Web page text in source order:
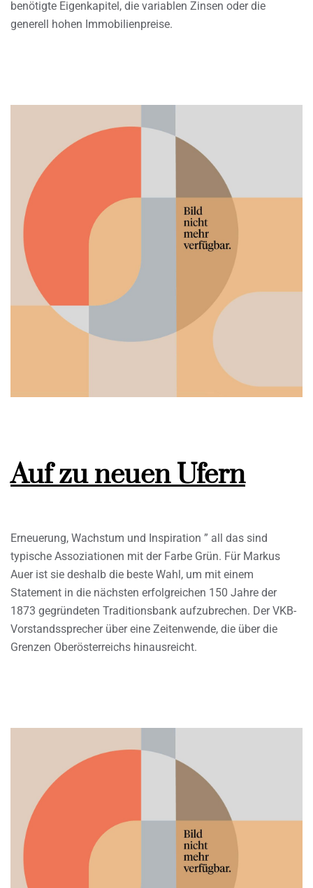
benötigte Eigenkapitel, die variablen Zinsen oder die
generell hohen Immobilienpreise.
Auf zu neuen Ufern
Erneuerung, Wachstum und Inspiration ” all das sind
typische Assoziationen mit der Farbe Grün. Für Markus
Auer ist sie deshalb die beste Wahl, um mit einem
Statement in die nächsten erfolgreichen 150 Jahre der
1873 gegründeten Traditionsbank aufzubrechen. Der VKB-
Vorstandssprecher über eine Zeitenwende, die über die
Grenzen Oberösterreichs hinausreicht.